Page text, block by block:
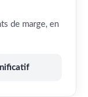
de marge, en